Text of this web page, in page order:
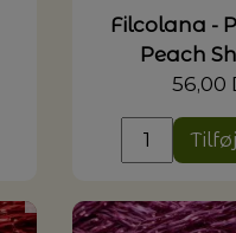
Filcolana -
Peach
56,00